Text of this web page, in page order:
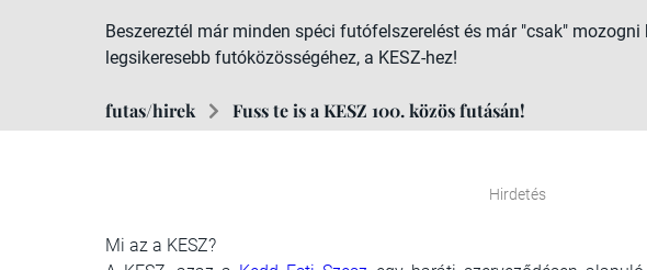
Beszereztél már minden spéci futófelszerelést és már "csak"
legsikeresebb futóközösségéhez, a KESZ-hez!
futas/hirek Fuss te is a KESZ 100. közös futásán!
Hirdetés
Mi az a KESZ?